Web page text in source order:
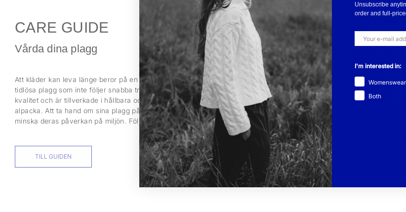
CARE GUIDE
Vårda dina plagg
Att kläder kan leva länge beror på en rad aspekter. För oss innebär det att vi designar
tidlösa plagg som inte följer snabba trender. Det innebär också att att våra kläder har hög
kvalitet och är tillverkade i hållbara och naturliga material så som ull, bomull, mohair och
alpacka. Att ta hand om sina plagg på rätt sätt kan förlänga livslängden med flera år och
minska deras påverkan på miljön. Följ vår guide till hur du bästa tar hand om dina kläder.
TILL GUIDEN
Unsubscribe
order and full-
I'm interested in:
Womenswear
Both